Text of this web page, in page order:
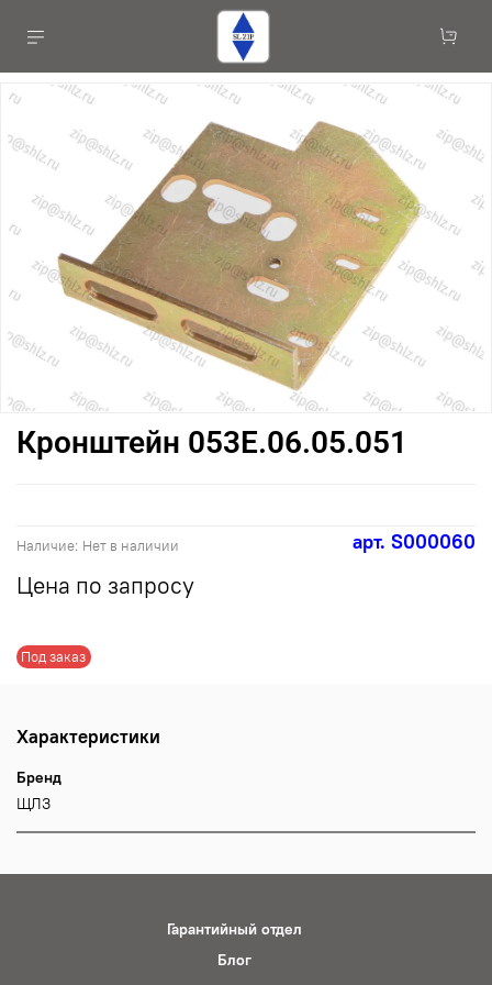
арт. S000060
Наличие: Нет в наличии
Под заказ
Кронштейн 053Е.06.05.051
Цена по запросу
Характеристики
Бренд
ЩЛЗ
Гарантийный отдел
Блог